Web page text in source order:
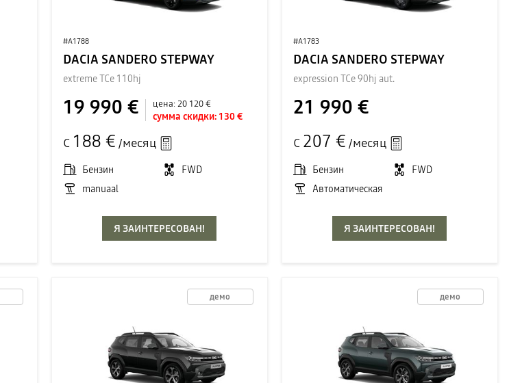
#A1788
DACIA SANDERO STEPWAY
extreme TCe 110hj
19 990 € цена:20 120 €
сумма скидки: 130 €
С 188 € /месяц
Бензин
FWD
manuaal
Я ЗАИНТЕРЕСОВАН!
#A1783
DACIA SANDERO STEPWAY
expression TCe 90hj aut.
21 990 €
С 207 € /месяц
Бензин
FWD
Автоматическая
Я ЗАИНТЕРЕСОВАН!
демо демо